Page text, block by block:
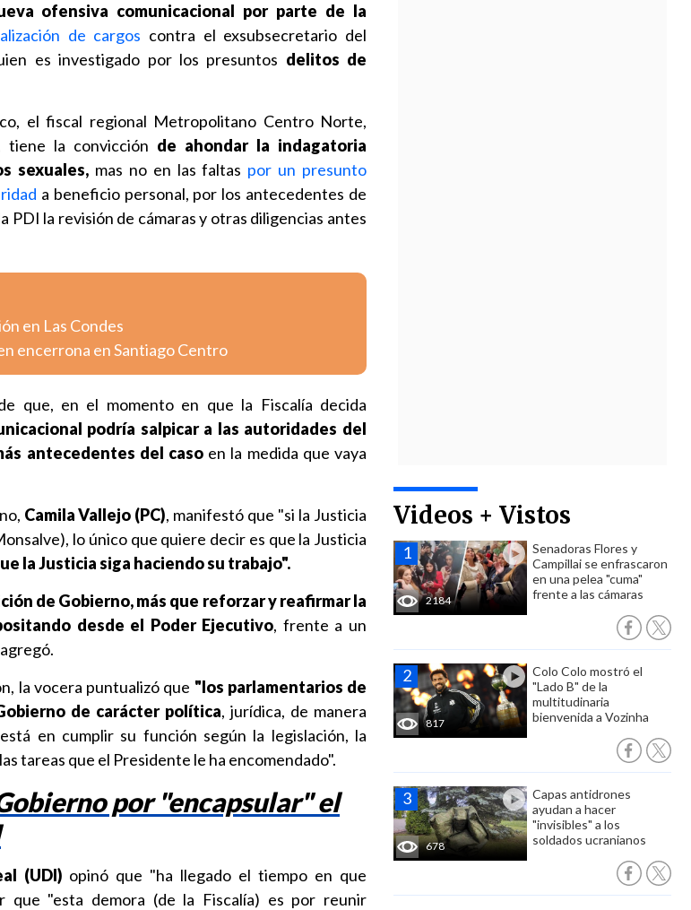
Videos + Vistos
2184
Senadoras Flores y
Campillai se enfrascaron
en una pelea "cuma"
frente a las cámaras
817
Colo Colo mostró el
"Lado B" de la
multitudinaria
bienvenida a Vozinha
678
Capas antidrones
ayudan a hacer
"invisibles" a los
soldados ucranianos
ofensiva comunicacional por parte de la
de cargos contra el exsubsecretario del
es investigado por los presuntos delitos de
el fiscal regional Metropolitano Centro Norte,
la convicción de ahondar la indagatoria
sexuales, mas no en las faltas por un presunto
a beneficio personal, por los antecedentes de
PDI la revisión de cámaras y otras diligencias antes
en Las Condes
encerrona en Santiago Centro
que, en el momento en que la Fiscalía decida
podría salpicar a las autoridades del
antecedentes del casoen la medida que vaya
Camila Vallejo (PC), manifestó que "si la Justicia
lo único que quiere decir es que la Justicia
la Justicia siga haciendo su trabajo".
de Gobierno, más que reforzar y reafirmar la
desde el Poder Ejecutivo, frente a un
la vocera puntualizó que "los parlamentarios de
de carácter política, jurídica, de manera
en cumplir su función según la legislación, la
tareas que el Presidente le ha encomendado".
por "encapsular" el
(UDI) opinó que "ha llegado el tiempo en que
que "esta demora (de la Fiscalía) es por reunir